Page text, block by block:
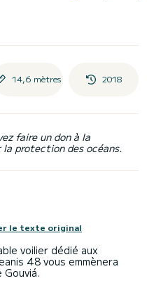
14,6 mètres 2018
faire un don à la
protection des océans.
le texte original
voilier dédié aux
48 vous emmènera